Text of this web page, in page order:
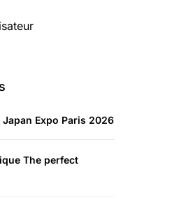
Expo Paris 2026
The perfect